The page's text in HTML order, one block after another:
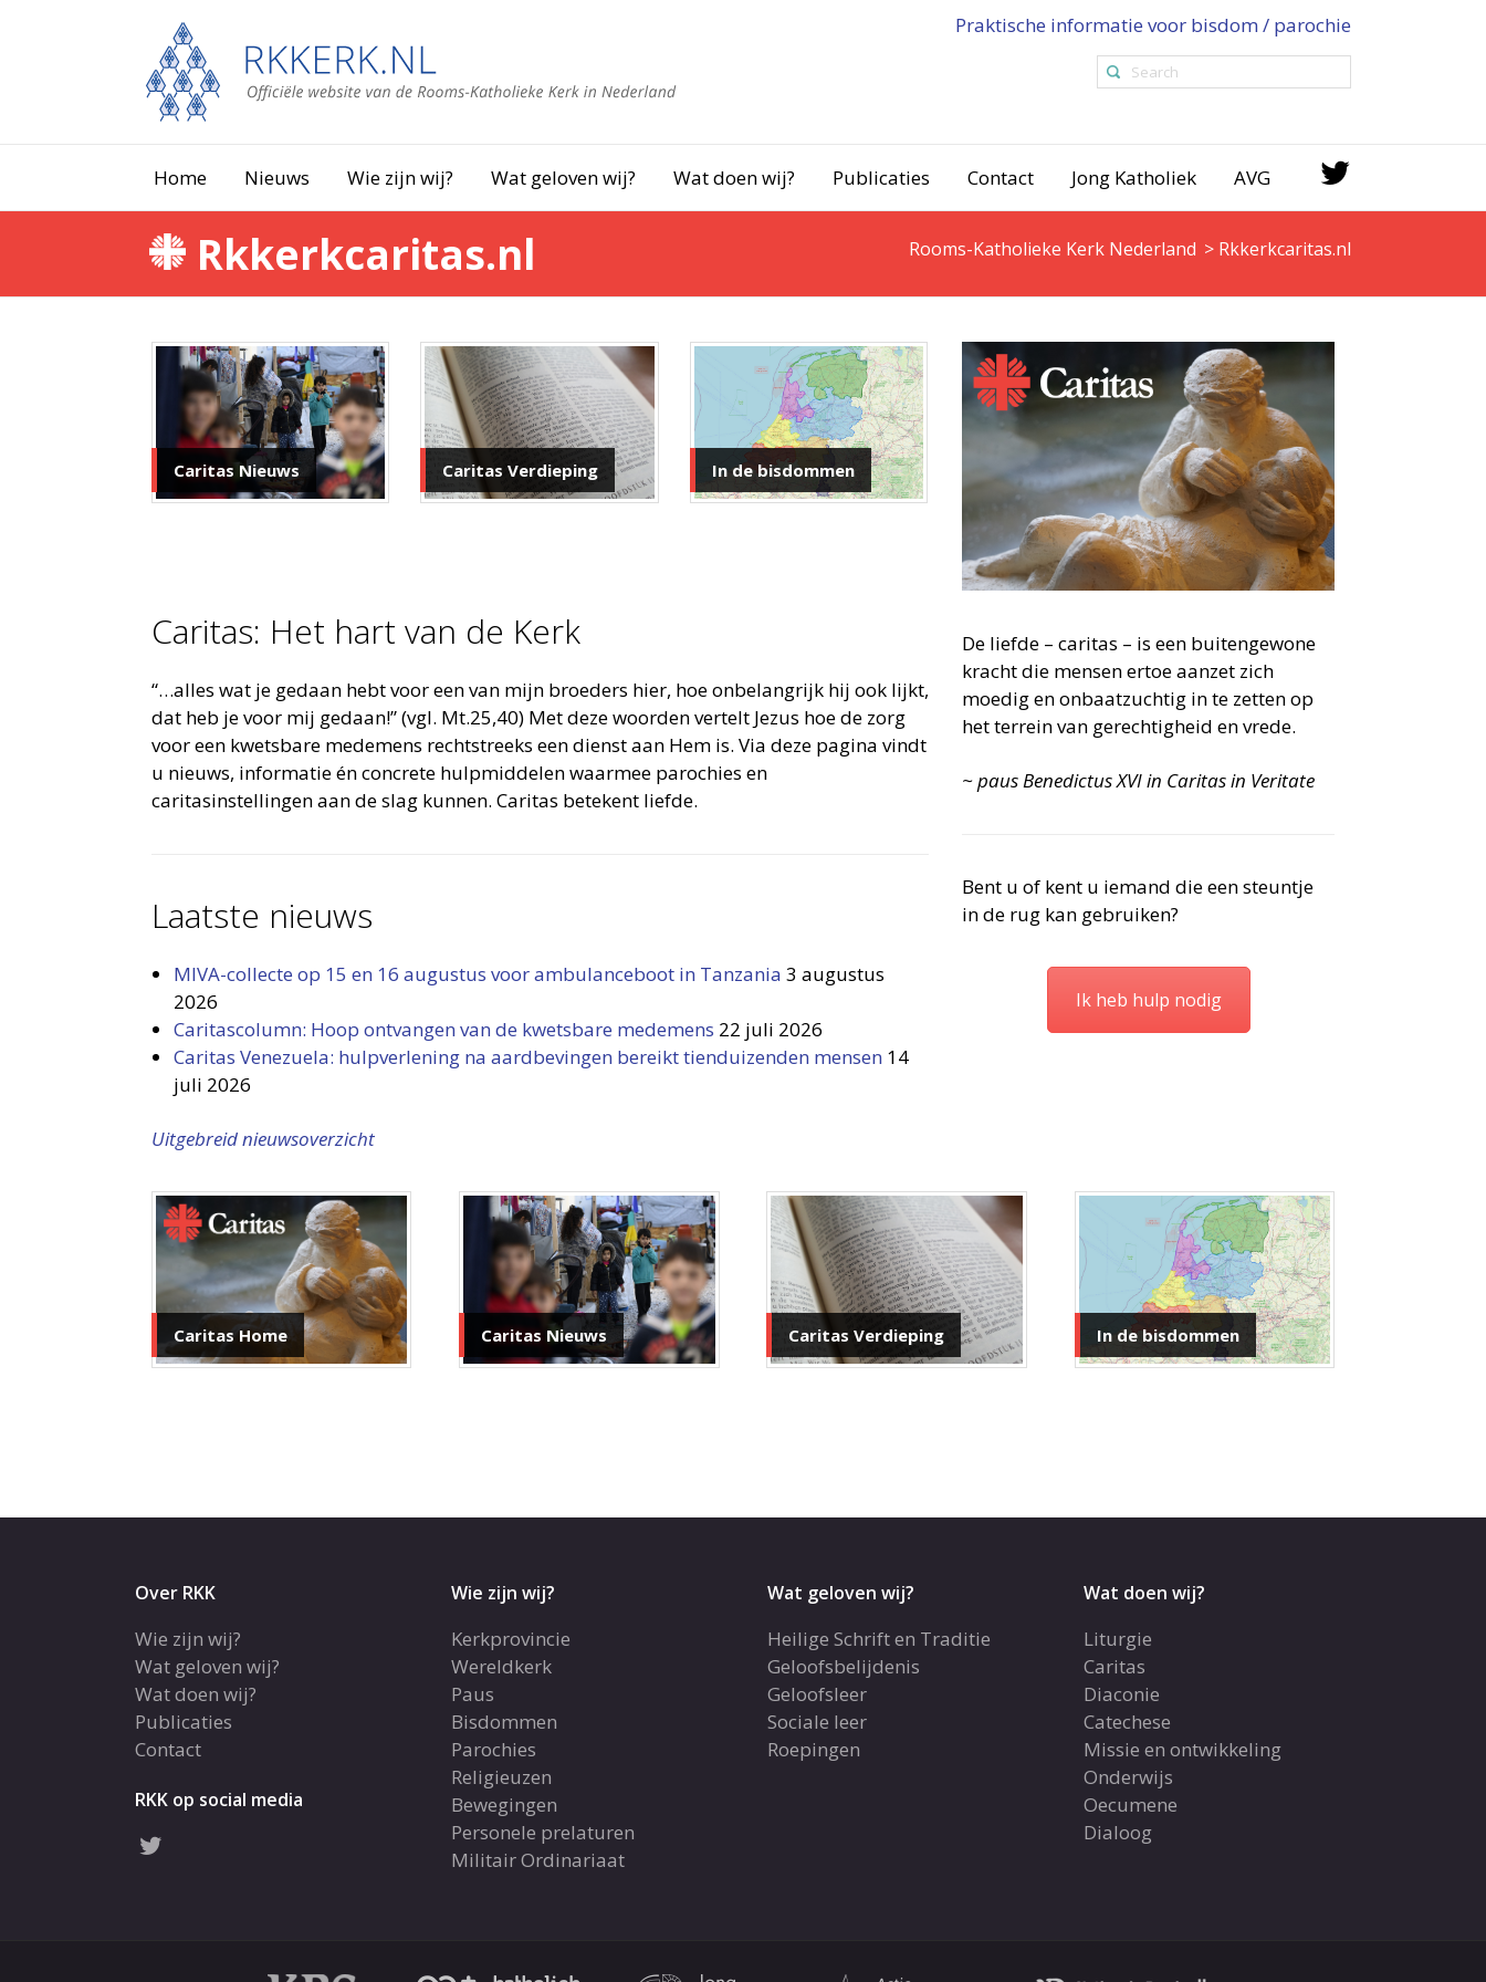
Praktische informatie voor bisdom / parochie
Home Nieuws Wie zijn wij? Wat geloven wij? Wat doen wij? Publicaties Contact Jong Katholiek AVG
Rkkerkcaritas.nl Rooms-Katholieke Kerk Nederland > Rkkerkcaritas.nl
Caritas Nieuws Caritas Verdieping In de bisdommen
Caritas: Het hart van de Kerk
“…alles wat je gedaan hebt voor een van mijn broeders hier, hoe onbelangrijk hij ook lijkt,
dat heb je voor mij gedaan!” (vgl. Mt.25,40) Met deze woorden vertelt Jezus hoe de zorg
voor een kwetsbare medemens rechtstreeks een dienst aan Hem is. Via deze pagina vindt
u nieuws, informatie én concrete hulpmiddelen waarmee parochies en
caritasinstellingen aan de slag kunnen. Caritas betekent liefde.
Laatste nieuws
MIVA-collecte op 15 en 16 augustus voor ambulanceboot in Tanzania 3 augustus
2026
Caritascolumn: Hoop ontvangen van de kwetsbare medemens 22 juli 2026
Caritas Venezuela: hulpverlening na aardbevingen bereikt tienduizenden mensen 14
juli 2026
Uitgebreid nieuwsoverzicht
De liefde – caritas – is een buitengewone
kracht die mensen ertoe aanzet zich
moedig en onbaatzuchtig in te zetten op
het terrein van gerechtigheid en vrede.
~ paus Benedictus XVI in Caritas in Veritate
Bent u of kent u iemand die een steuntje
in de rug kan gebruiken?
Ik heb hulp nodig
Caritas Home Caritas Nieuws Caritas Verdieping In de bisdommen
Over RKK
Wie zijn wij?
Wat geloven wij?
Wat doen wij?
Publicaties
Contact
RKK op social media
Wie zijn wij?
Kerkprovincie
Wereldkerk
Paus
Bisdommen
Parochies
Religieuzen
Bewegingen
Personele prelaturen
Militair Ordinariaat
Wat geloven wij?
Heilige Schrift en Traditie
Geloofsbelijdenis
Geloofsleer
Sociale leer
Roepingen
Wat doen wij?
Liturgie
Caritas
Diaconie
Catechese
Missie en ontwikkeling
Onderwijs
Oecumene
Dialoog